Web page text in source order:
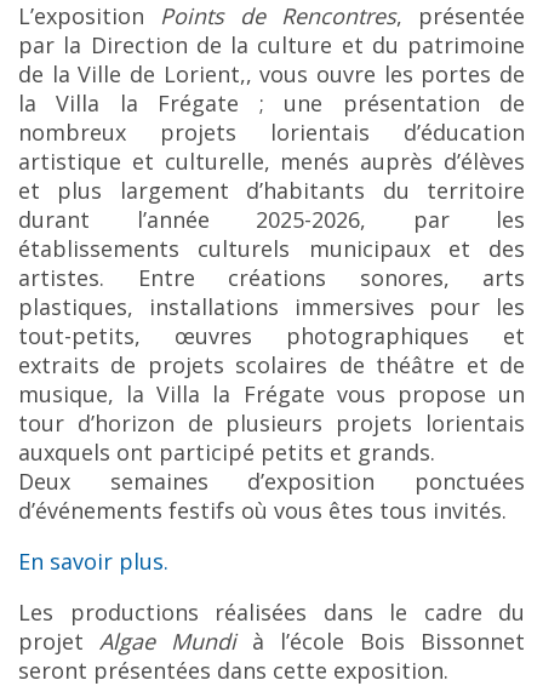
L’exposition Points de Rencontres, présentée
par la Direction de la culture et du patrimoine
de la Ville de Lorient,, vous ouvre les portes de
la Villa la Frégate ; une présentation de
nombreux projets lorientais d’éducation
artistique et culturelle, menés auprès d’élèves
et plus largement d’habitants du territoire
durant l’année 2025-2026, par les
établissements culturels municipaux et des
artistes. Entre créations sonores, arts
plastiques, installations immersives pour les
tout-petits, œuvres photographiques et
extraits de projets scolaires de théâtre et de
musique, la Villa la Frégate vous propose un
tour d’horizon de plusieurs projets lorientais
auxquels ont participé petits et grands.
Deux semaines d’exposition ponctuées
d’événements festifs où vous êtes tous invités.
En savoir plus.
Les productions réalisées dans le cadre du
projet Algae Mundià l’école Bois Bissonnet
seront présentées dans cette exposition.